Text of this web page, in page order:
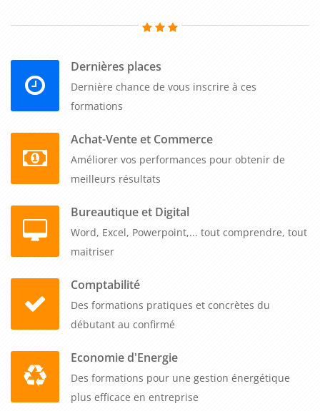
Dernières places
Dernière chance de vous inscrire à ces
formations
Achat-Vente et Commerce
Améliorer vos performances pour obtenir de
meilleurs résultats
Bureautique et Digital
Word, Excel, Powerpoint,... tout comprendre, tout
maitriser
Comptabilité
Des formations pratiques et concrètes du
débutant au confirmé
Economie d'Energie
Des formations pour une gestion énergétique
plus efficace en entreprise